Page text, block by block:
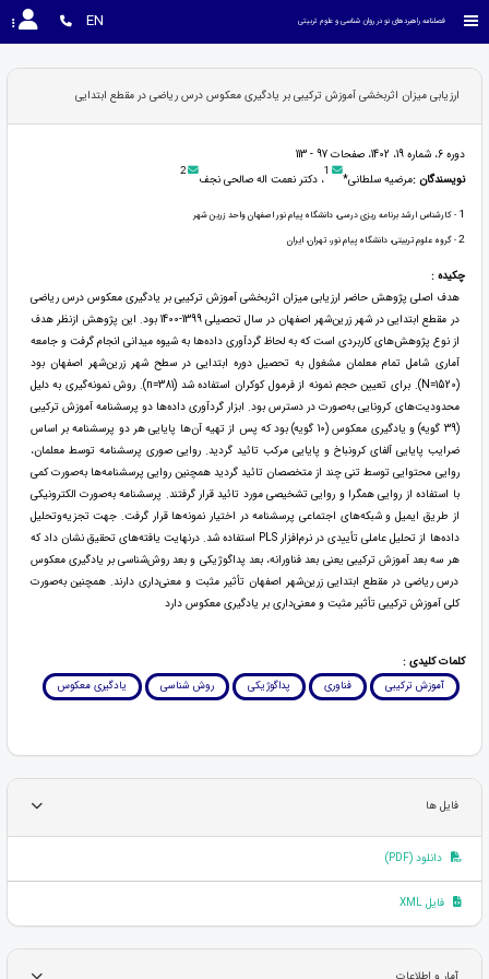
فصلنامه راهبردهای نو در روان شناسی و علوم تربیتی EN
ارزیابی میزان اثربخشی آموزش ترکیبی بر یادگیری معکوس درس ریاضی در مقطع ابتدایی
دوره 6، شماره 19، 1402، صفحات 97 - 113
نویسندگان :مرضیه سلطانی* 1، دکتر نعمت اله صالحی نجف 2
1 - کارشناس ارشد برنامه ریزی درسی، دانشگاه پیام نور اصفهان واحد زرین شهر
2- گروه علوم تربیتی، دانشگاه پیام نور، تهران، ایران
چکیده :
هدف اصلی پژوهش حاضر ارزیابی میزان اثربخشی آموزش ترکیبی بر یادگیری معکوس درس ریاضی
در مقطع ابتدایی در شهر زرین‌شهر اصفهان در سال تحصیلی 1399-1400 بود. این پژوهش ازنظر هدف
از نوع پژوهش‌های کاربردی است که به لحاظ گردآوری داده‌ها به شیوه میدانی انجام گرفت و جامعه
آماری شامل تمام معلمان مشغول به تحصیل دوره ابتدایی در سطح شهر زرین‌شهر اصفهان بود
(1520=N). برای تعیین حجم نمونه از فرمول کوکران استفاده شد (381=n). روش نمونه‌گیری به دلیل
محدودیت‌های کرونایی به‌صورت در دسترس بود. ابزار گردآوری داده‌ها دو پرسشنامه آموزش ترکیبی
(39 گویه) و یادگیری معکوس (10 گویه) بود که پس از تهیه آن‌ها پایایی هر دو پرسشنامه بر اساس
ضرایب پایایی آلفای کرونباخ و پایایی مرکب تائید گردید. روایی صوری پرسشنامه توسط معلمان،
روایی محتوایی توسط تنی چند از متخصصان تائید گردید همچنین روایی پرسشنامه‌ها به‌صورت کمی
با استفاده از روایی همگرا و روایی تشخیصی مورد تائید قرار گرفتند. پرسشنامه به‌صورت الکترونیکی
از طریق ایمیل و شبکه‌های اجتماعی پرسشنامه در اختیار نمونه‌ها قرار گرفت. جهت تجزیه‌وتحلیل
داده‌ها از تحلیل عاملی تأییدی در نرم‌افزار PLS استفاده شد. درنهایت یافته‌های تحقیق نشان داد که
هر سه بعد آموزش ترکیبی یعنی بعد فناورانه، بعد پداگوژیکی و بعد روش‌شناسی بر یادگیری معکوس
درس ریاضی در مقطع ابتدایی زرین‌شهر اصفهان تأثیر مثبت و معنی‌داری دارند. همچنین به‌صورت
کلی آموزش ترکیبی تأثیر مثبت و معنی‌داری بر یادگیری معکوس دارد
کلمات کلیدی :
آموزش ترکیبی
فناوری پداگوژیکی روش شناسی یادگیری معکوس
فایل ها
دانلود (PDF)
فایل XML